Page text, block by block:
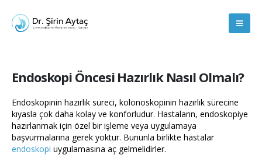
Endoskopi Öncesi Hazırlık Nasıl Olmalı?
Endoskopinin hazırlık süreci, kolonoskopinin hazırlık sürecine
kıyasla çok daha kolay ve konforludur. Hastaların, endoskopiye
hazırlanmak için özel bir işleme veya uygulamaya
başvurmalarına gerek yoktur. Bununla birlikte hastalar
endoskopi uygulamasına aç gelmelidirler.